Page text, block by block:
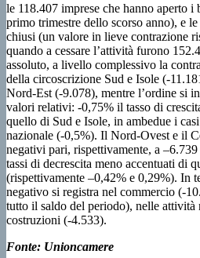
le 118.407 imprese che hanno aperto
primo trimestre dello scorso anno), e
chiusi (un valore in lieve contrazione
quando a cessare l’attività furono
assoluto, a livello complessivo la
della circoscrizione Sud e Isole (-
Nord-Est (-9.078), mentre l’ordine si
valori relativi: -0,75% il tasso di
quello di Sud e Isole, in ambedue i
nazionale (-0,5%). Il Nord-Ovest e il
negativi pari, rispettivamente, a
tassi di decrescita meno accentuati di
(rispettivamente –0,42% e 0,29%). In
negativo si registra nel commercio (-
tutto il saldo del periodo), nelle
costruzioni (-4.533).
Fonte: Unioncamere